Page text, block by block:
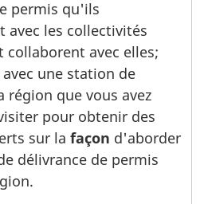
permis qu'ils
avec les collectivités
collaborent avec elles;
une station de
région que vous avez
pour obtenir des
sur la façon d'aborder
délivrance de permis